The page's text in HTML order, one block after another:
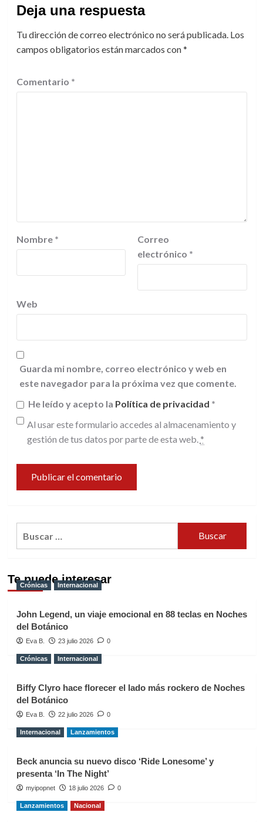
Deja una respuesta
Tu dirección de correo electrónico no será publicada. Los
campos obligatorios están marcados con*
Comentario *
Nombre *
Correo
electrónico *
Web
Guarda mi nombre, correo electrónico y web en
este navegador para la próxima vez que comente.
He leído y acepto la Política de privacidad *
Al usar este formulario accedes al almacenamiento y
gestión de tus datos por parte de esta web. *
Te puede interesar
Crónicas Internacional
John Legend, un viaje emocional en 88 teclas en Noches
del Botánico
Eva B. 23 julio 2026 0
Crónicas Internacional
Biffy Clyro hace florecer el lado más rockero de Noches
del Botánico
Eva B. 22 julio 2026 0
Internacional Lanzamientos
Beck anuncia su nuevo disco ‘Ride Lonesome’ y
presenta ‘In The Night’
myipopnet 18 julio 2026 0
Lanzamientos Nacional